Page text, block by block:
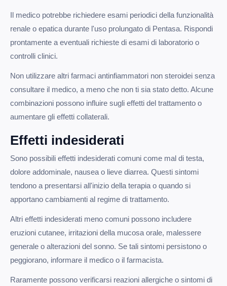
Il medico potrebbe richiedere esami periodici della funzionalità
renale o epatica durante l'uso prolungato di Pentasa. Rispondi
prontamente a eventuali richieste di esami di laboratorio o
controlli clinici.
Non utilizzare altri farmaci antinfiammatori non steroidei senza
consultare il medico, a meno che non ti sia stato detto. Alcune
combinazioni possono influire sugli effetti del trattamento o
aumentare gli effetti collaterali.
Effetti indesiderati
Sono possibili effetti indesiderati comuni come mal di testa,
dolore addominale, nausea o lieve diarrea. Questi sintomi
tendono a presentarsi all'inizio della terapia o quando si
apportano cambiamenti al regime di trattamento.
Altri effetti indesiderati meno comuni possono includere
eruzioni cutanee, irritazioni della mucosa orale, malessere
generale o alterazioni del sonno. Se tali sintomi persistono o
peggiorano, informare il medico o il farmacista.
Raramente possono verificarsi reazioni allergiche o sintomi di